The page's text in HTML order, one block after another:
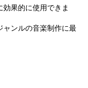
効果的に使用できま
ャンルの音楽制作に最